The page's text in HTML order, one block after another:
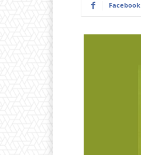
Facebook